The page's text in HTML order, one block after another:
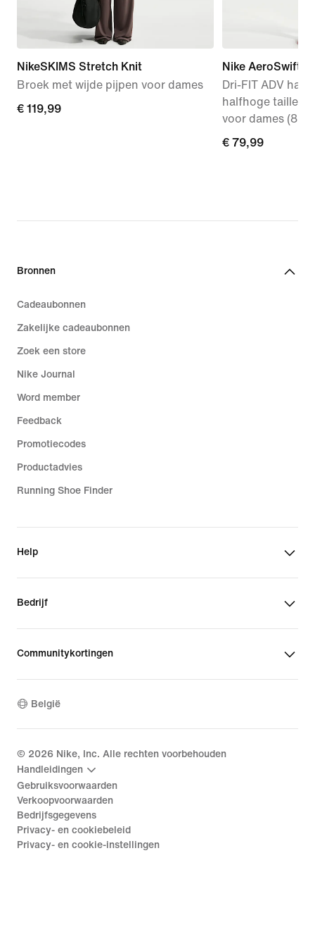
NikeSKIMS Stretch Knit
Broek met wijde pijpen voor dames
€ 119,99
€ 119,99
Nike AeroSwift
Dri-FIT ADV
halfhoge taille
voor dames (8
€ 79,99
€ 79,99
Bronnen
Cadeaubonnen
Zakelijke cadeaubonnen
Zoek een store
Nike Journal
Word member
Feedback
Promotiecodes
Productadvies
Running Shoe Finder
Help
Bedrijf
Communitykortingen
België
© 2026 Nike, Inc. Alle rechten voorbehouden
Handleidingen
Gebruiksvoorwaarden
Verkoopvoorwaarden
Bedrijfsgegevens
Privacy- en cookiebeleid
Privacy- en cookie-instellingen